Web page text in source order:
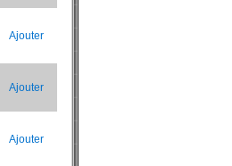
Ajouter
Ajouter
Ajouter